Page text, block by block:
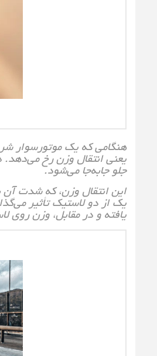
هنگامی که یک موتورسوار
یعنی انتقال وزن رخ
جلو جابه‌جا می‌شود.
این انتقال وزن، که شدت
یک از دو لاستیک تأثیر
یافته و در مقابل، وزن